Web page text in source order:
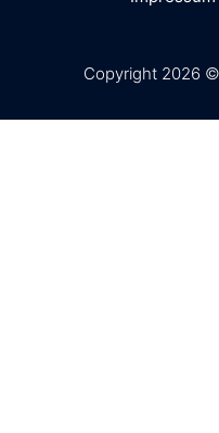
Copyright 2026